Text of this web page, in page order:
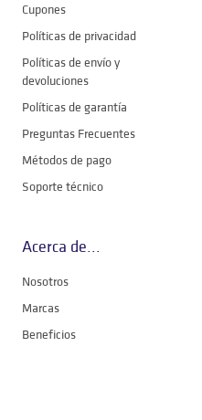
Cupones
Políticas de privacidad
Políticas de envío y
devoluciones
Políticas de garantía
Preguntas Frecuentes
Métodos de pago
Soporte técnico
Acerca de...
Nosotros
Marcas
Beneficios